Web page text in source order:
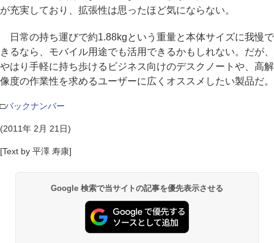
が充実しており、拡張性は思ったほど気にならない。
日常の持ち運びで約1.88kgという重量と本体サイズに我慢で
きるなら、モバイル用途でも活用できるかもしれない。だが、
やはり手軽に持ち歩けるビジネス向けのデスクノートや、高解
像度の作業性を求めるユーザーに広くオススメしたい製品だ。
□バックナンバー
(2011年 2月 21日)
[Text by 平澤 寿康]
Google 検索で当サイトの記事を優先表示させる